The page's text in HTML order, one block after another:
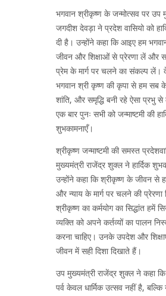
भगवान श्रीकृष्ण के जन्मोत्सव पर उप
जगदीश देवड़ा ने प्रदेश वासियो को
दी है। उन्होंने कहा कि आइए हम
जीवन और शिक्षाओं से प्रेरणा लें और
प्रेम के मार्ग पर चलने का संकल्प लें।
भगवान श्री कृष्ण की कृपा से हम सब
शांति, और समृद्धि बनी रहे ऐसा प्रभु से
एक बार पुनः सभी को जन्माष्टमी की
शुभकामनाएँ।
श्रीकृष्ण जन्माष्टमी की समस्त
मुख्यमंत्री राजेंद्र शुक्ल ने हार्दिक
उन्होंने कहा कि श्रीकृष्ण के जीवन से
और न्याय के मार्ग पर चलने की प्रेरणा
श्रीकृष्ण का कर्मयोग का सिद्धांत हमें
व्यक्ति को अपने कर्तव्यों का पालन
करना चाहिए। उनके उपदेश और
जीवन में सही दिशा दिखाते हैं।
उप मुख्यमंत्री राजेंद्र शुक्ल ने कहा कि
पर्व केवल धार्मिक उत्सव नहीं है,